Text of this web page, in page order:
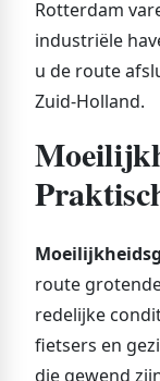
Rotterdam
industriële
u de route
Zuid-Holland.
route
redelijke
fietsers en
die gewend